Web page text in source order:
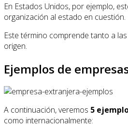
En Estados Unidos, por ejemplo,
organización al estado en cuestión.
Este término comprende tanto a las
origen.
Ejemplos de
A continuación, veremos 5
como internacionalmente: